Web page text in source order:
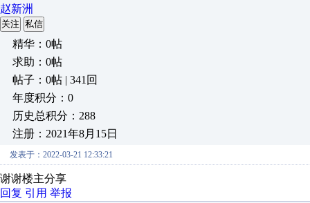
赵新洲
关注 私信
精华：0帖
求助：0帖
帖子：0帖 | 341回
年度积分：0
历史总积分：288
注册：2021年8月15日
发表于：2022-03-21 12:33:21
谢谢楼主分享
回复 引用 举报